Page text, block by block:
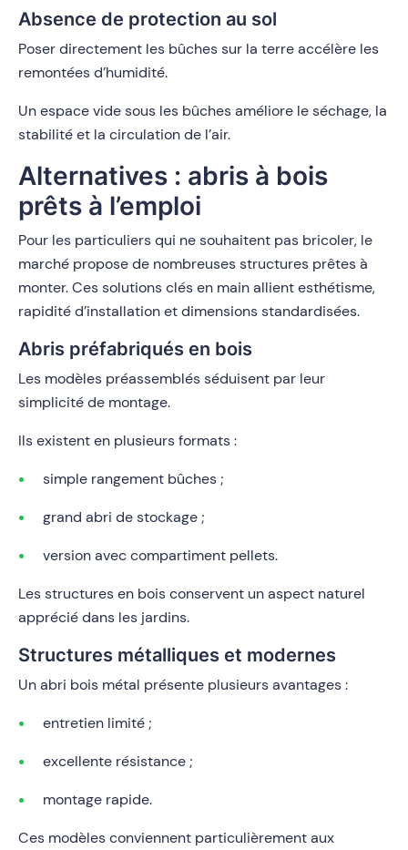
Absence de protection au sol
Poser directement les bûches sur la terre accélère les
remontées d’humidité.
Un espace vide sous les bûches améliore le séchage, la
stabilité et la circulation de l’air.
Alternatives : abris à bois
prêts à l’emploi
Pour les particuliers qui ne souhaitent pas bricoler, le
marché propose de nombreuses structures prêtes à
monter. Ces solutions clés en main allient esthétisme,
rapidité d’installation et dimensions standardisées.
Abris préfabriqués en bois
Les modèles préassemblés séduisent par leur
simplicité de montage.
Ils existent en plusieurs formats :
simple rangement bûches ;
grand abri de stockage ;
version avec compartiment pellets.
Les structures en bois conservent un aspect naturel
apprécié dans les jardins.
Structures métalliques et modernes
Un abri bois métal présente plusieurs avantages :
entretien limité ;
excellente résistance ;
montage rapide.
Ces modèles conviennent particulièrement aux